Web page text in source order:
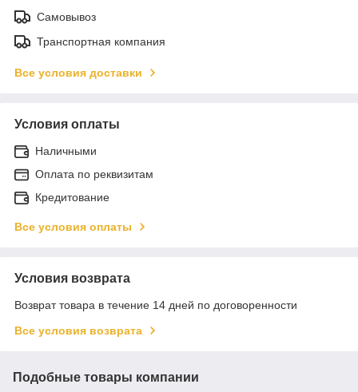
Самовывоз
Транспортная компания
Все условия доставки
Условия оплаты
Наличными
Оплата по реквизитам
Кредитование
Все условия оплаты
Условия возврата
Возврат товара в течение 14 дней по договоренности
Все условия возврата
Подобные товары компании